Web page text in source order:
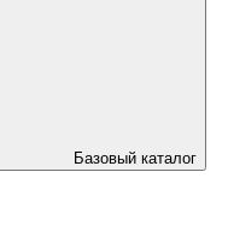
Базовый каталог